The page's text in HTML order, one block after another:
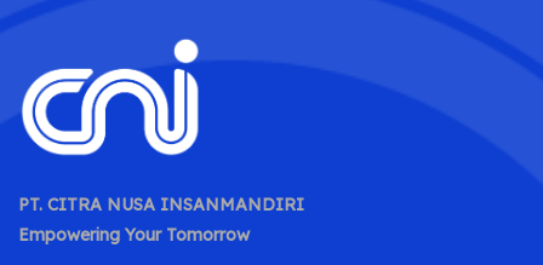
PT. CITRA NUSA INSANMANDIRI
Empowering Your Tomorrow